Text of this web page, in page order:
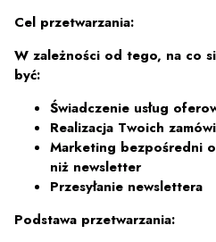
Cel przetwarzania:
W zależności od tego, na co
być:
Świadczenie usług
Realizacja Twoich
Marketing bezpośredni
niż newsletter
Przesyłanie newslettera
Podstawa przetwarzania: